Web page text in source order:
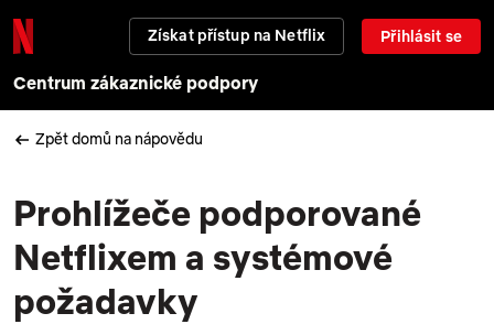
Získat přístup na Netflix Přihlásit se
Centrum zákaznické podpory
Zpět domů na nápovědu
Prohlížeče podporované
Netflixem a systémové
požadavky